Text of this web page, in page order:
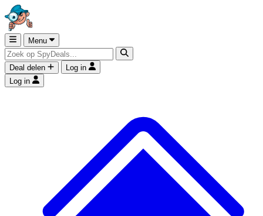
Menu
Deal delen
Log in
Log in